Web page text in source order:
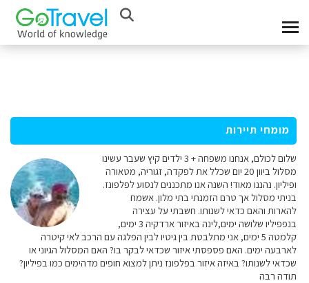
מומחי תיירות
שלום לכולם, אנחנו משפחה + 3 ילדים קיץ שעבר עשינו
מסלול ביוון 20 יום שכלל את לפקדה, זגוריה, מטאורה
ופיליון. נהננו מאוד! השנה אנו מתכננים לנסוע לפלפונז.
בניתי מסלול אך טרם הזמנתי בתי מלון. אשמח
להארות והאם כדאי לשנותו. חשבתי על עצירה
בנפפיליו שלושה ימים,לינה באיזור ארדקיה 3 ימים,
קלמטה 5 ימים, אני מתלבטת בין גיטיו לבין הפלגה עם הרכב לאי קיטרה
לארבעה ימים. האם פספסתי איזור שכדאי לבקר בו? האם המסלול הגיוני או
שכדאי לשנותו? באיזה איזור בפלפונז ניתן למצוא חופים מדהימים כמו בפיליון?
תודה רבה